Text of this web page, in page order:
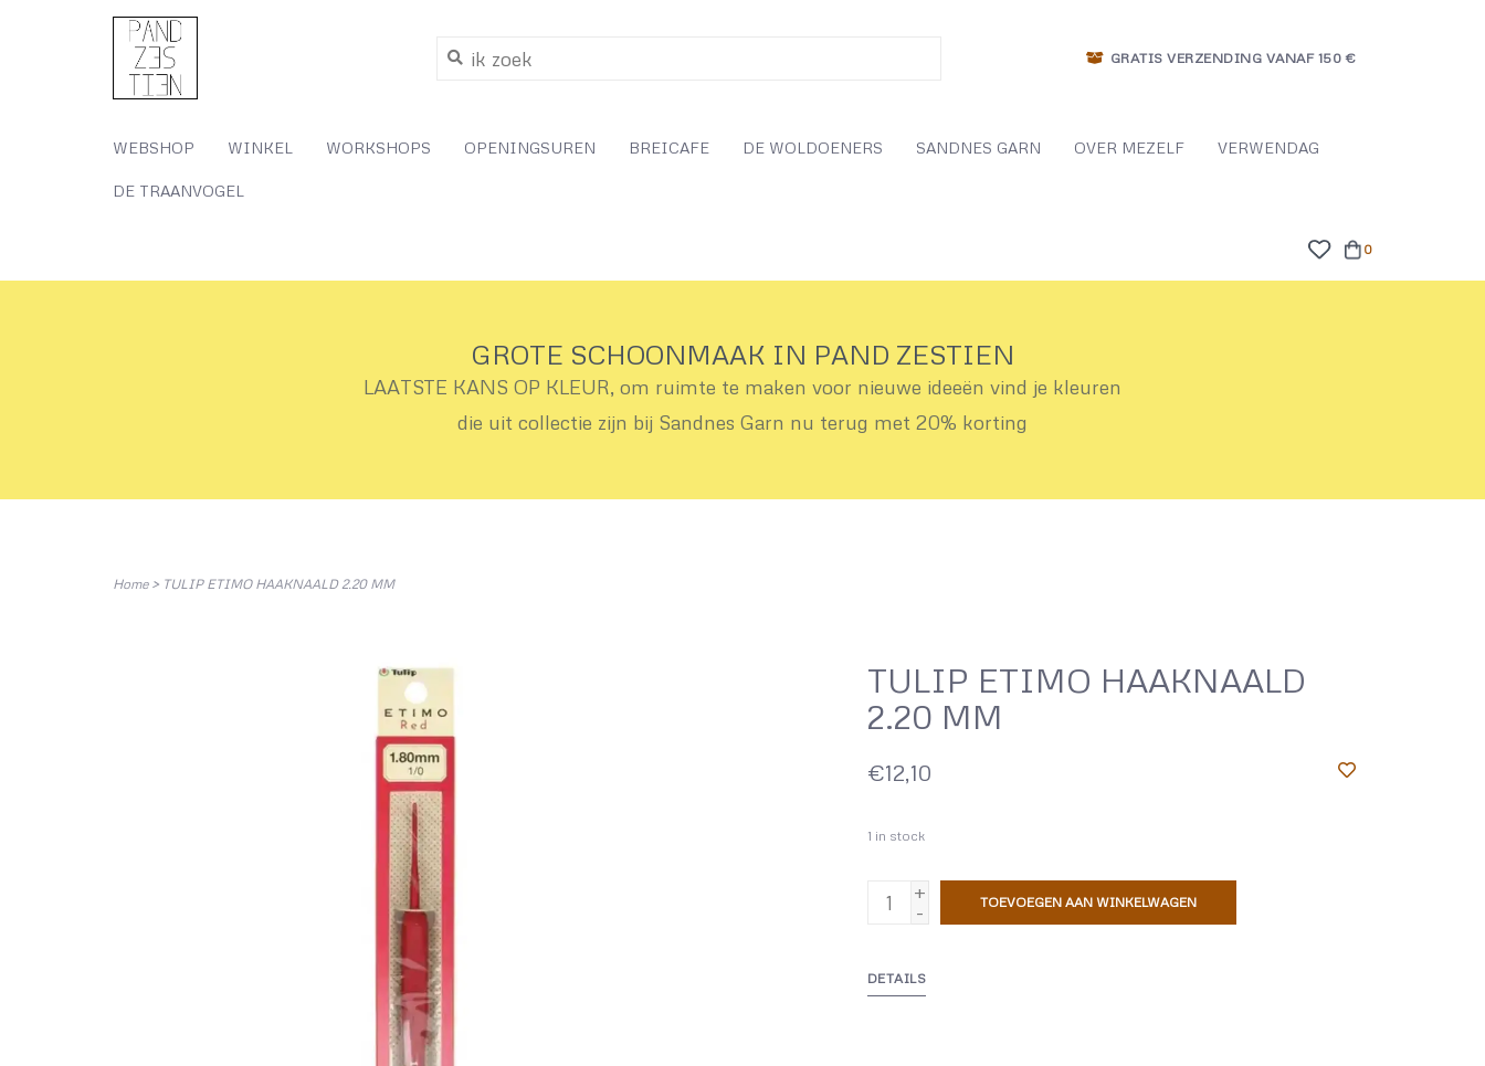
GRATIS VERZENDING VANAF 150 €
WEBSHOP WINKEL WORKSHOPS OPENINGSUREN BREICAFE DE WOLDOENERS SANDNES GARN OVER MEZELF VERWENDAG
DE TRAANVOGEL
0
GROTE SCHOONMAAK IN PAND ZESTIEN
LAATSTE KANS OP KLEUR, om ruimte te maken voor nieuwe ideeën vind je kleuren
die uit collectie zijn bij Sandnes Garn nu terug met 20% korting
Home> TULIP ETIMO HAAKNAALD 2.20 MM
TULIP ETIMO HAAKNAALD
2.20 MM
€12,10
1 in stock
+
-
TOEVOEGEN AAN WINKELWAGEN
DETAILS